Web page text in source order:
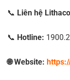
📞 Liên hệ
📞 Hotline:
🌐 Website: